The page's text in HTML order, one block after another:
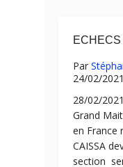
ECHECS
Par
24/02/2021
28/02/
Grand
en France
CAISSA
section